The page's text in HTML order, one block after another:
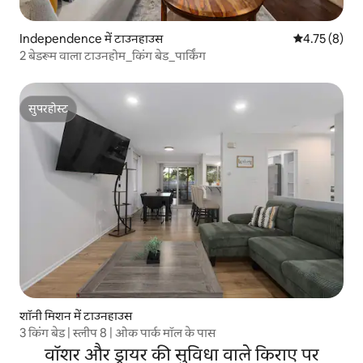
Independence में टाउनहाउस औसत रेटिंग 5
4.75 (8)
2 बेडरूम वाला टाउनहोम_किंग बेड_पार्किंग
सुपरहोस्ट
सुपरहोस्ट
शॉनी मिशन में टाउनहाउस
3 किंग बेड | स्लीप 8 | ओक पार्क मॉल के पास
वॉशर और ड्रायर की सुविधा वाले किराए पर